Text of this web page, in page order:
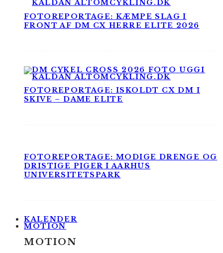
FOTOREPORTAGE: KÆMPE SLAG I
FRONT AF DM CX HERRE ELITE 2026
FOTOREPORTAGE: ISKOLDT CX DM I
SKIVE – DAME ELITE
FOTOREPORTAGE: MODIGE DRENGE OG
DRISTIGE PIGER I AARHUS
UNIVERSITETSPARK
KALENDER
MOTION
MOTION